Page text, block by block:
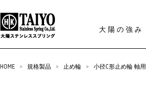
大陽の強み
HOME > 規格製品 > 止め輪 > 小径C形止め輪 軸用